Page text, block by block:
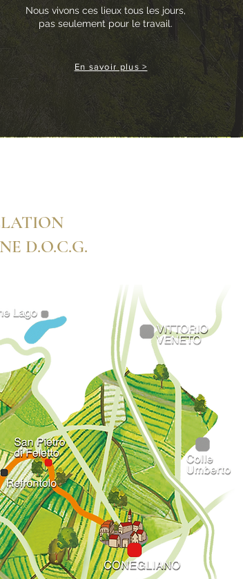
Nous vivons ces lieux tous les jours,
pas seulement pour le travail.
En savoir plus >
D.O.C.G.
UNICO
Campolongo
Monticella
Fornaci
Ogliano